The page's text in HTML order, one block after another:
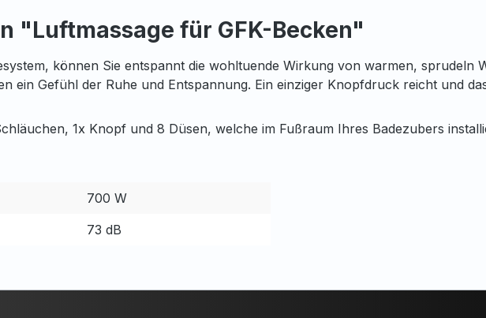
"Luftmassage für GFK-Becken"
können Sie entspannt die wohltuende Wirkung von warmen, sprudeln
ein Gefühl der Ruhe und Entspannung. Ein einziger Knopfdruck reicht und
1x Knopf und 8 Düsen, welche im Fußraum Ihres Badezubers
700 W
73 dB